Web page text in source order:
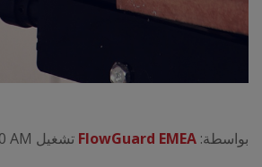
بواسطة: FlowGuard EMEA تشغيل Apr 2, 2019 1:00:00 AM